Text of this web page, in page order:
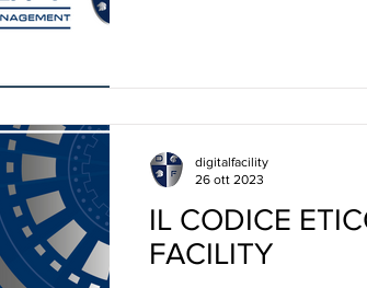
IL CODICE
FACILITY
digitalfacility
26 ott 2023